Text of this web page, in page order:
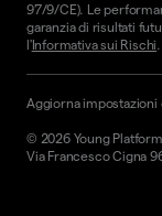
97/9/CE). Le
garanzia di risultati
l'Informativa sui Rischi.
© 2026 Young
Via Francesco Cigna
Aggiorna impostazioni